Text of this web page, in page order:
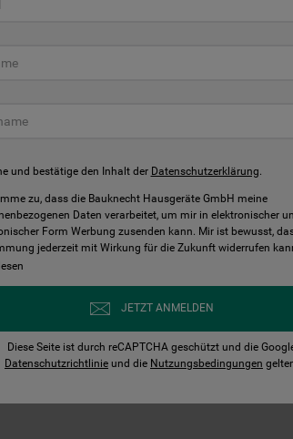
und herunterladen
und bestätige den Inhalt der Datenschutzerklärung.
zu, dass die Bauknecht Hausgeräte GmbH meine
Daten verarbeitet, um mir in elektronischer
Form Werbung zusenden kann. Mir ist bewusst,
jederzeit mit Wirkung für die Zukunft widerrufen
JETZT ANMELDEN
Diese Seite ist durch reCAPTCHA geschützt und die
Datenschutzrichtlinie und die Nutzungsbedingungen